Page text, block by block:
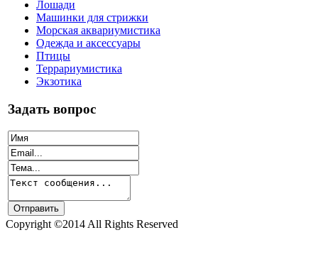
Лошади
Машинки для стрижки
Морская аквариумистика
Одежда и аксессуары
Птицы
Террариумистика
Экзотика
Задать вопрос
Copyright ©2014 All Rights Reserved